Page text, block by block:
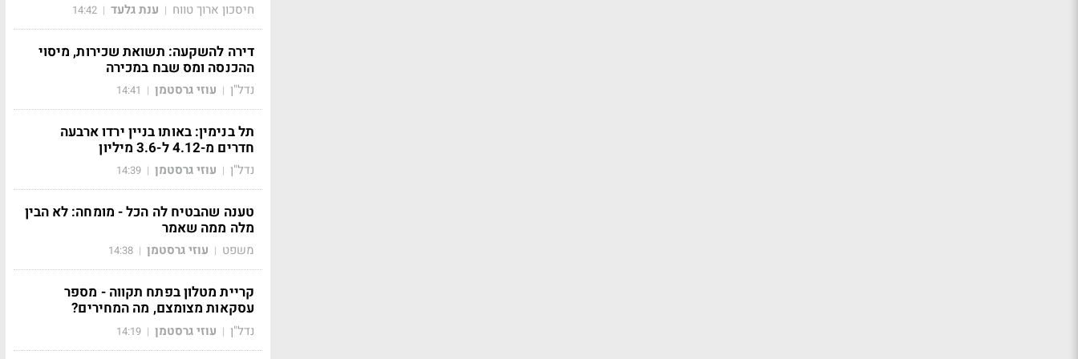
חיסכון ארוך טווח | ענת גלעד |
14:42
דירה להשקעה: תשואת שכירות, מיסוי
ההכנסה ומס שבח במכירה
נדל"ן | עוזי גרסטמן |
14:41
תל בנימין: באותו בניין ירדו ארבעה
חדרים מ-4.12 ל-3.6 מיליון
נדל"ן | עוזי גרסטמן |
14:39
טענה שהבטיח לה הכל - מומחה: לא הבין
מלה ממה שאמר
משפט | עוזי גרסטמן |
14:38
קריית מטלון בפתח תקווה - מספר
עסקאות מצומצם, מה המחירים?
נדל"ן | עוזי גרסטמן |
14:19